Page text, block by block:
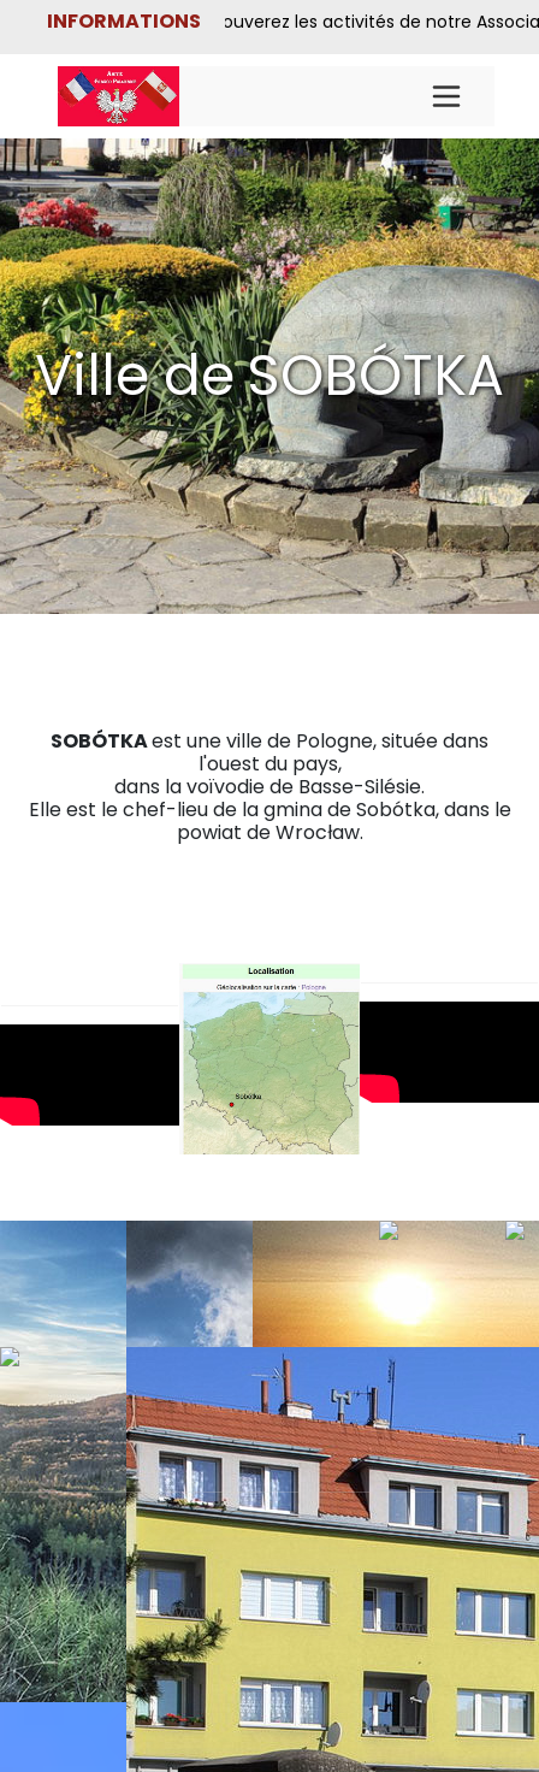
INFORMATIONS
y trouverez les activités de notre Association Franco-
Ville deSOBÓTKA
SOBÓTKAest une ville de Pologne, située dans
l'ouest du pays,
dans la voïvodie de Basse-Silésie.
Elle est le chef-lieu de la gmina de Sobótka, dans le
powiat de Wrocław.